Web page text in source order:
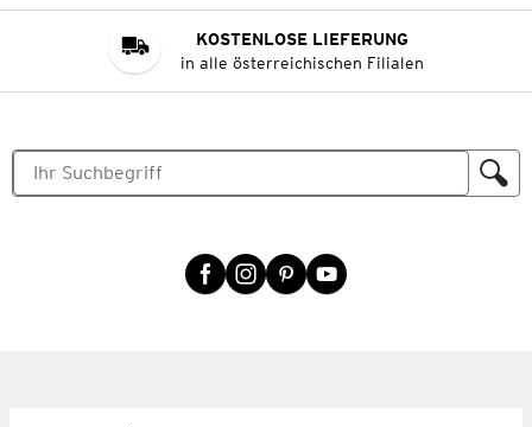
KOSTENLOSE LIEFERUNG
in alle österreichischen Filialen